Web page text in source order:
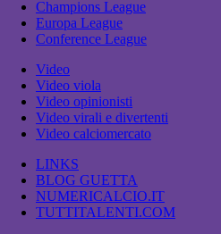
Champions League
Europa League
Conference League
Video
Video viola
Video opinionisti
Video virali e divertenti
Video calciomercato
LINKS
BLOG GUETTA
NUMERICALCIO.IT
TUTTITALENTI.COM